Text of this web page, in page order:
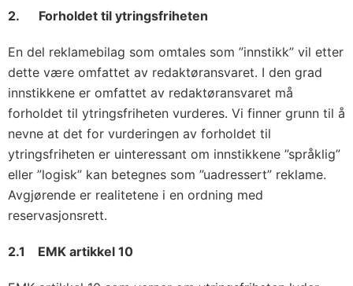
2. Forholdet til ytringsfriheten
En del reklamebilag som omtales som ”innstikk” vil etter
dette være omfattet av redaktøransvaret. I den grad
innstikkene er omfattet av redaktøransvaret må
forholdet til ytringsfriheten vurderes. Vi finner grunn til å
nevne at det for vurderingen av forholdet til
ytringsfriheten er uinteressant om innstikkene ”språklig”
eller ”logisk” kan betegnes som ”uadressert” reklame.
Avgjørende er realitetene i en ordning med
reservasjonsrett.
2.1 EMK artikkel 10